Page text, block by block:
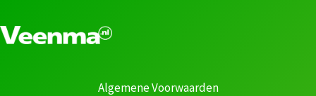
Algemene Voorwaarden